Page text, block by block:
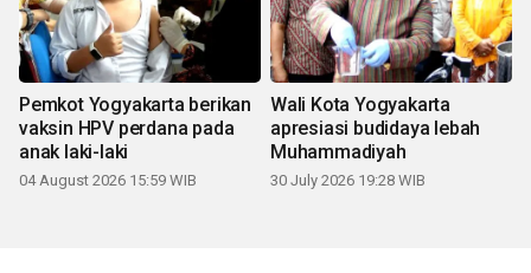
Pemkot Yogyakarta berikan
vaksin HPV perdana pada
anak laki-laki
04 August 2026 15:59 WIB
Wali Kota Yogyakarta
apresiasi budidaya lebah
Muhammadiyah
30 July 2026 19:28 WIB